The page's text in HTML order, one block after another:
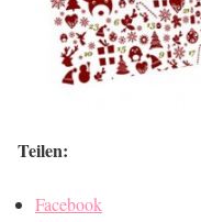
Teilen:
Facebook